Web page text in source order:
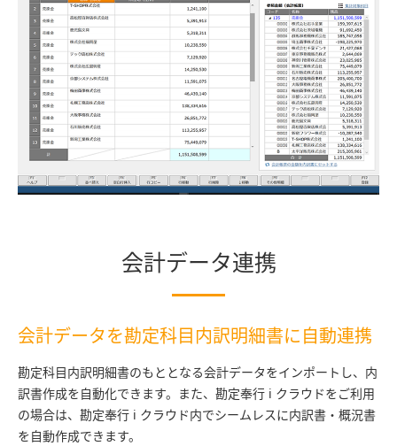
会計データ連携
会計データを勘定科目内訳明細書に自動連携
勘定科目内訳明細書のもととなる会計データをインポートし、内
訳書作成を自動化できます。また、勘定奉行 i クラウドをご利用
の場合は、勘定奉行 i クラウド内でシームレスに内訳書・概況書
を自動作成できます。